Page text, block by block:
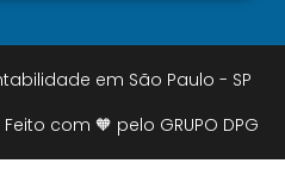
em São Paulo - SP
com 🧡 pelo GRUPO DPG